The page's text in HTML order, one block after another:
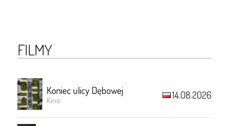
FILMY
Koniec ulicy Dębowej
Kino 14.08.2026